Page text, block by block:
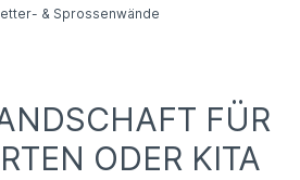
& Sprossenwände
FÜR
ODER KITA